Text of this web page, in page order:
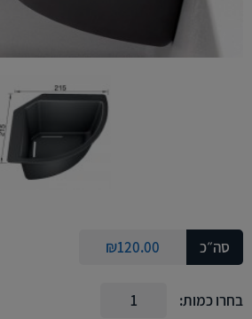
סה״כ ₪120.00
בחרו כמות: